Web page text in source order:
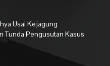
Usai Kejagung
Tunda Pengusutan Kasus